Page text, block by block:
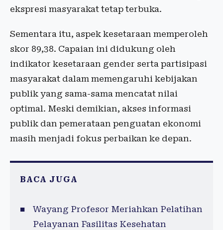
ekspresi masyarakat tetap terbuka.
Sementara itu, aspek kesetaraan memperoleh
skor 89,38. Capaian ini didukung oleh
indikator kesetaraan gender serta partisipasi
masyarakat dalam memengaruhi kebijakan
publik yang sama-sama mencatat nilai
optimal. Meski demikian, akses informasi
publik dan pemerataan penguatan ekonomi
masih menjadi fokus perbaikan ke depan.
BACA JUGA
Wayang Profesor Meriahkan Pelatihan
Pelayanan Fasilitas Kesehatan